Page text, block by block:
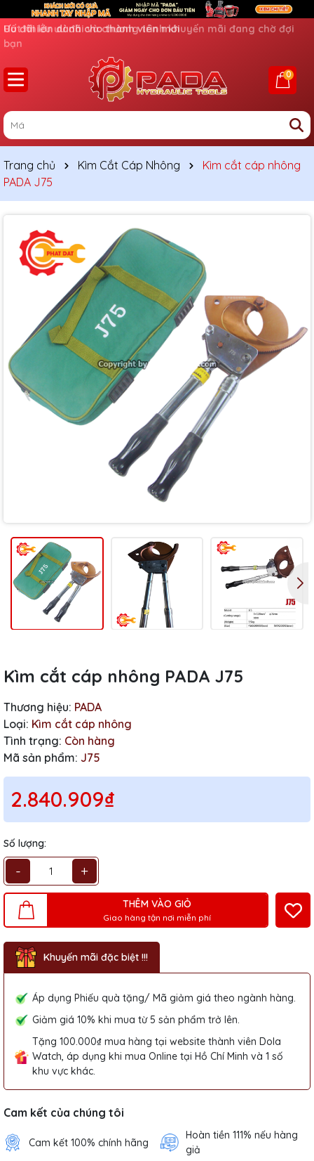
Ưu đãi lớn dành cho thành viên mới
0
Trang chủ Kìm Cắt Cáp Nhông
Kìm cắt cáp nhông
PADA J75
Kìm cắt cáp nhông PADA J75
Thương hiệu: PADA
Loại: Kìm cắt cáp nhông
Tình trạng: Còn hàng
Mã sản phẩm: J75
2.840.909₫
Số lượng:
- +
THÊM VÀO GIỎ
Giao hàng tận nơi miễn phí
Khuyến mãi đặc biệt !!!
Áp dụng Phiếu quà tặng/ Mã giảm giá theo ngành hàng.
Giảm giá 10% khi mua từ 5 sản phẩm trở lên.
Tặng 100.000₫ mua hàng tại website thành viên Dola
Watch, áp dụng khi mua Online tại Hồ Chí Minh và 1 số
khu vực khác.
Cam kết của chúng tôi
Cam kết 100% chính hãng
Hoàn tiền 111% nếu hàng
giả